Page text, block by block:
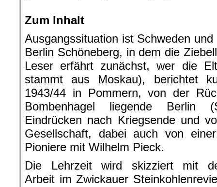
Zum Inhalt
Ausgangssituation ist Schweden
Berlin Schöneberg, in dem die
Leser erfährt zunächst, wer die
stammt aus Moskau), berichtet
1943/44 in Pommern, von der
Bombenhagel liegende Berlin
Eindrücken nach Kriegsende und
Gesellschaft, dabei auch von
Pioniere mit Wilhelm Pieck.
Die Lehrzeit wird skizziert mit
Arbeit im Zwickauer